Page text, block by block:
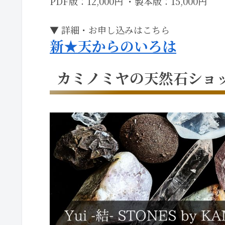
▼ 詳細・お申し込みはこちら
新★天からのいろは
カミノミヤの天然石ショ